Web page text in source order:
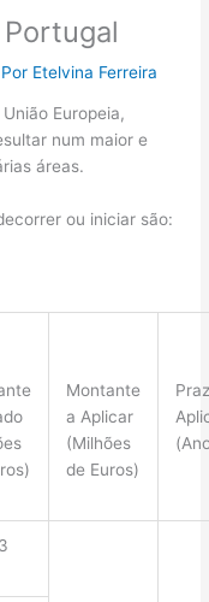
Etelvina Ferreira
Europeia,
num maior e
áreas.
ou iniciar são:
Montante
a Aplicar
(Milhões
de Euros)